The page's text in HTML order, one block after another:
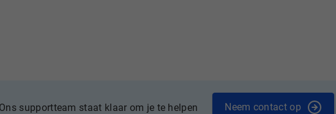
Ons supportteam staat klaar om je te helpen Neem contact op